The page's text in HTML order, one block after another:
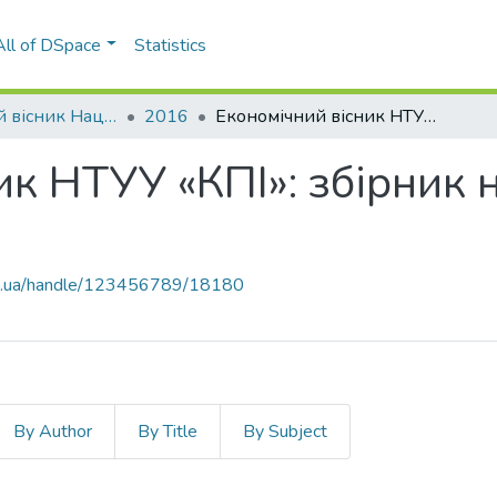
of DSpace Statistics
Економічний вісник Національного технічного університету України «Київський політехнічний інститут» 2016 Економічний вісник НТУУ «КПІ»: збірник наукових праць, № 13
НТУУ «КПІ»: збірник
handle/123456789/18180
By Author By Title By Subject